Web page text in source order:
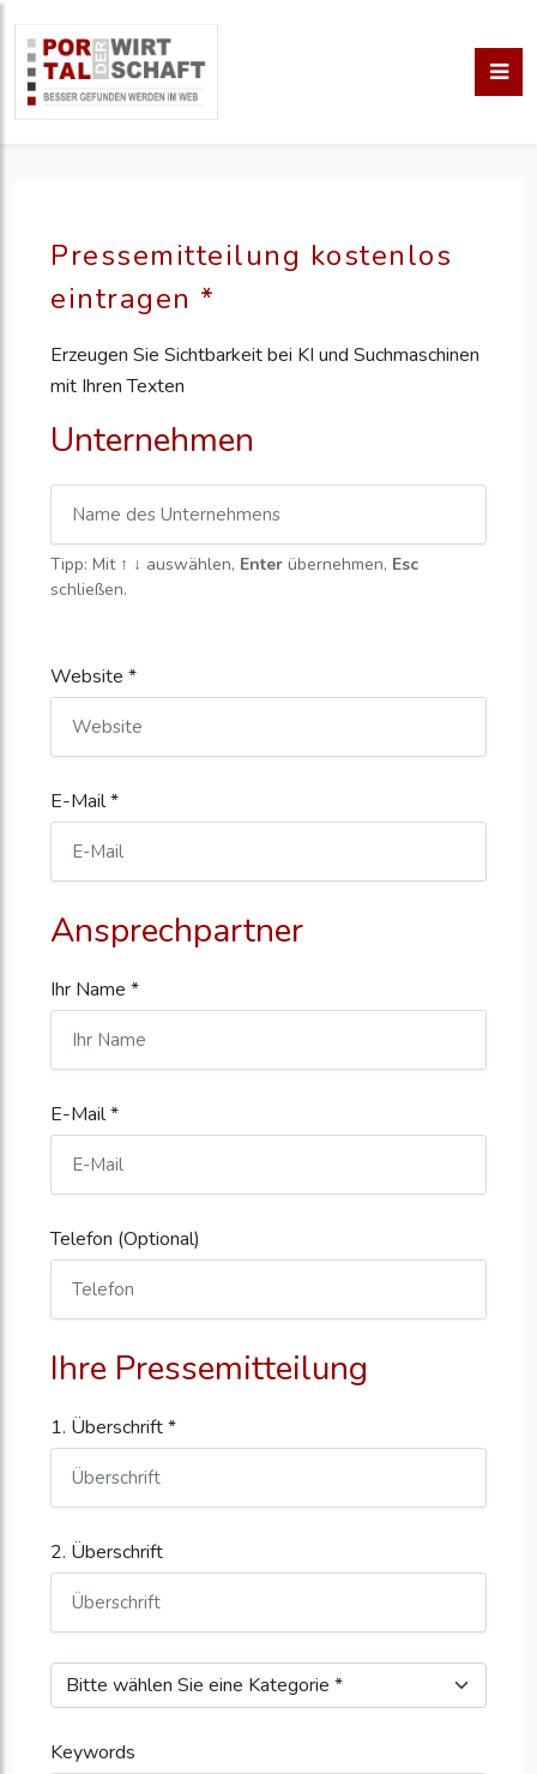
Pressemitteilung kostenlos
eintragen *
Erzeugen Sie Sichtbarkeit bei KI und Suchmaschinen
mit Ihren Texten
Unternehmen
Tipp: Mit ↑ ↓ auswählen, Enter übernehmen, Esc
schließen.
Website *
E-Mail *
Ansprechpartner
Ihr Name *
E-Mail *
Telefon (Optional)
Ihre Pressemitteilung
1. Überschrift *
2. Überschrift
Keywords